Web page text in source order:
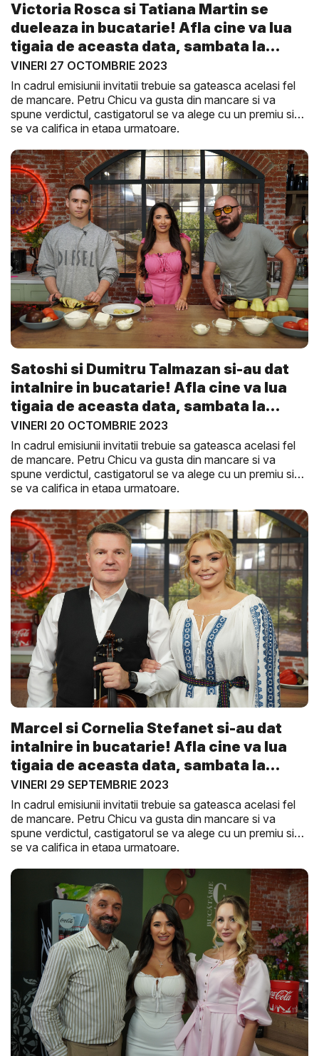
Victoria Rosca si Tatiana Martin se
dueleaza in bucatarie! Afla cine va lua
tigaia de aceasta data, sambata la
Gus...
VINERI 27 OCTOMBRIE 2023
In cadrul emisiunii invitatii trebuie sa gateasca acelasi fel
de mancare. Petru Chicu va gusta din mancare si va
spune verdictul, castigatorul se va alege cu un premiu si
se va califica in etapa urmatoare.
Satoshi si Dumitru Talmazan si-au dat
intalnire in bucatarie! Afla cine va lua
tigaia de aceasta data, sambata la
Gus...
VINERI 20 OCTOMBRIE 2023
In cadrul emisiunii invitatii trebuie sa gateasca acelasi fel
de mancare. Petru Chicu va gusta din mancare si va
spune verdictul, castigatorul se va alege cu un premiu si
se va califica in etapa urmatoare.
Marcel si Cornelia Stefanet si-au dat
intalnire in bucatarie! Afla cine va lua
tigaia de aceasta data, sambata la
Gus...
VINERI 29 SEPTEMBRIE 2023
In cadrul emisiunii invitatii trebuie sa gateasca acelasi fel
de mancare. Petru Chicu va gusta din mancare si va
spune verdictul, castigatorul se va alege cu un premiu si
se va califica in etapa urmatoare.